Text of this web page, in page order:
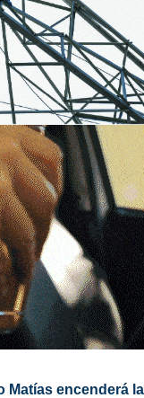
Matías encenderá